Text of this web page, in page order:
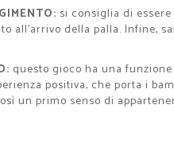
si consiglia di
all’arrivo della palla. Infine,
questo gioco ha una
positiva, che porta i
un primo senso di